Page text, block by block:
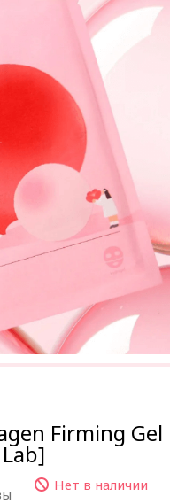
Firming Gel
Нет в наличии